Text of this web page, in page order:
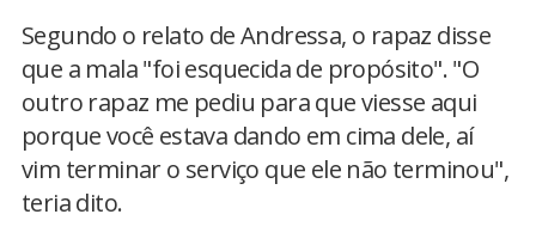
Segundo o relato de Andressa, o rapaz disse
que a mala "foi esquecida de propósito". "O
outro rapaz me pediu para que viesse aqui
porque você estava dando em cima dele, aí
vim terminar o serviço que ele não terminou",
teria dito.